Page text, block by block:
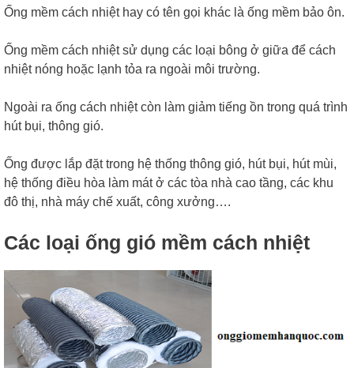
Ống mềm cách nhiệt hay có tên gọi khác là ống mềm bảo ôn.
Ống mềm cách nhiệt sử dụng các loại bông ở giữa để cách
nhiệt nóng hoặc lạnh tỏa ra ngoài môi trường.
Ngoài ra ống cách nhiệt còn làm giảm tiếng ồn trong quá trình
hút bụi, thông gió.
Ống được lắp đặt trong hệ thống thông gió, hút bụi, hút mùi,
hệ thống điều hòa làm mát ở các tòa nhà cao tầng, các khu
đô thị, nhà máy chế xuất, công xưởng….
Các loại ống gió mềm cách nhiệt